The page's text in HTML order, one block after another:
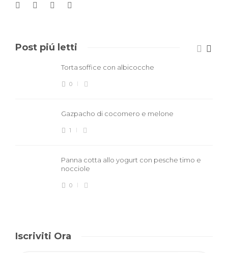
Post piú letti
Torta soffice con albicocche
0
Gazpacho di cocomero e melone
1
Panna cotta allo yogurt con pesche timo e
nocciole
0
Iscriviti Ora